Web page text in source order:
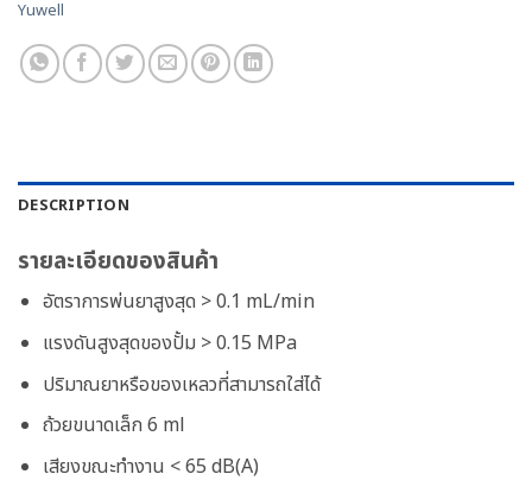
Yuwell
DESCRIPTION
รายละเอียดของสินค้า
อัตราการพ่นยาสูงสุด > 0.1 mL/min
แรงดันสูงสุดของปั้ม > 0.15 MPa
ปริมาณยาหรือของเหลวที่สามารถใส่ได้
ถ้วยขนาดเล็ก 6 ml
เสียงขณะทำงาน < 65 dB(A)